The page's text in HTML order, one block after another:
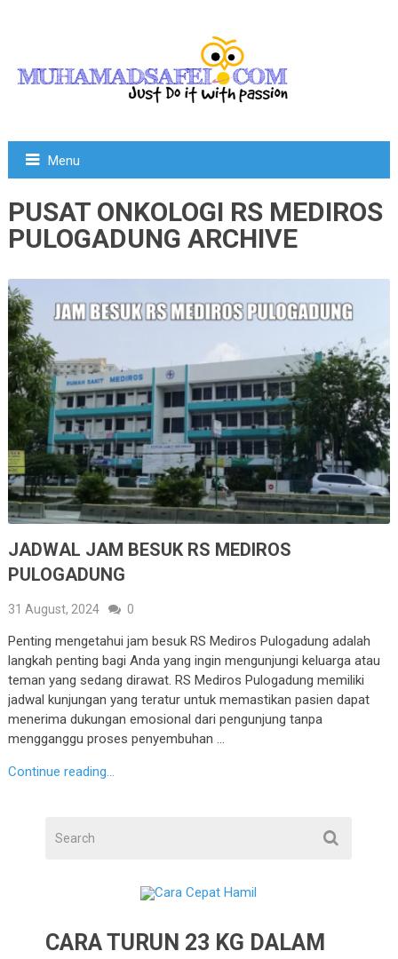
Menu
PUSAT ONKOLOGI RS MEDIROS
PULOGADUNG ARCHIVE
JADWAL JAM BESUK RS MEDIROS
PULOGADUNG
31 August, 2024 0
Penting mengetahui jam besuk RS Mediros Pulogadung adalah
langkah penting bagi Anda yang ingin mengunjungi keluarga atau
teman yang sedang dirawat. RS Mediros Pulogadung memiliki
jadwal kunjungan yang teratur untuk memastikan pasien dapat
menerima dukungan emosional dari pengunjung tanpa
mengganggu proses penyembuhan …
Continue reading...
CARA TURUN 23 KG DALAM